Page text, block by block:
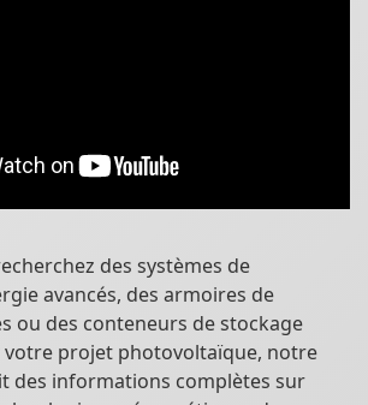
des systèmes de
avancés, des armoires de
ou des conteneurs de stockage
projet photovoltaïque, notre
des informations complètes sur